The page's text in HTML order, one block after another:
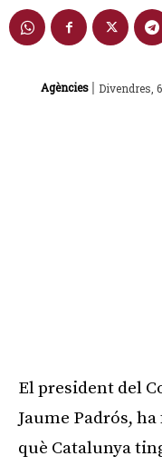
Agències | Divendres,
El president del
Jaume Padrós,
què Catalunya